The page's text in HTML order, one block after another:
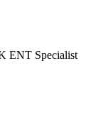
ENT Specialist